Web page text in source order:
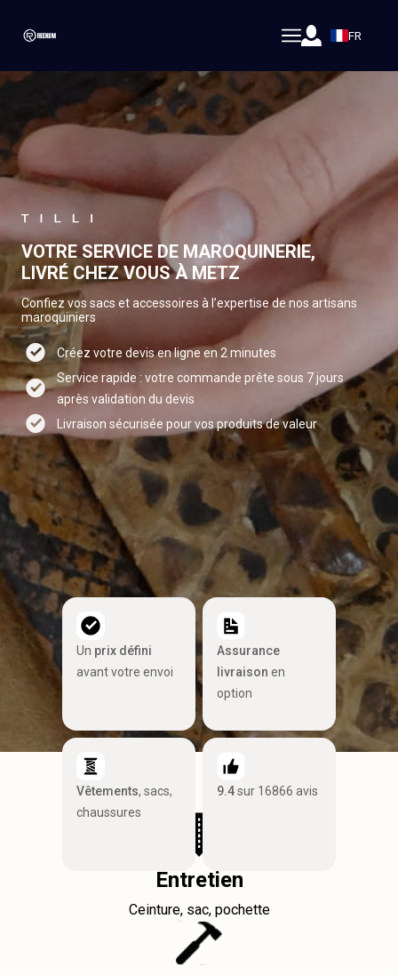
FR
VOTRE SERVICE DE MAROQUINERIE,
LIVRÉ CHEZ VOUS À METZ
Confiez vos sacs et accessoires à l’expertise de nos artisans
maroquiniers
Créez votre devis en ligne en 2 minutes
Service rapide : votre commande prête sous 7 jours
après validation du devis
Livraison sécurisée pour vos produits de valeur
Un prix défini
avant votre envoi
Assurance
livraison en
option
Vêtements, sacs,
chaussures
9.4sur 16866 avis
Entretien
Ceinture, sac, pochette